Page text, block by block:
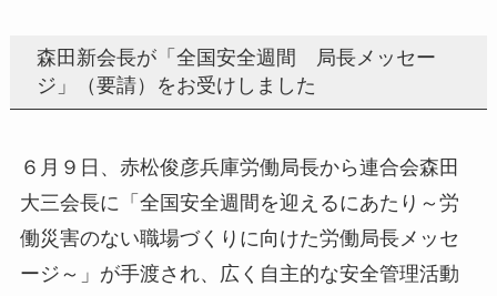
森田新会長が「全国安全週間 局長メッセー
ジ」（要請）をお受けしました
６月９日、赤松俊彦兵庫労働局長から連合会森田
大三会長に「全国安全週間を迎えるにあたり～労
働災害のない職場づくりに向けた労働局長メッセ
ージ～」が手渡され、広く自主的な安全管理活動